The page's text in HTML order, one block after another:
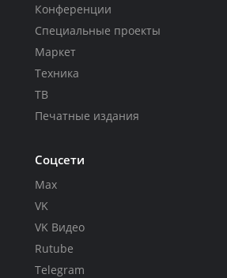
Конференции
Специальные проекты
Маркет
Техника
ТВ
Печатные издания
Соцсети
Max
VK
VK Видео
Rutube
Telegram